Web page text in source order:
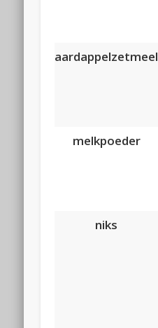
aardappelzetmeel
melkpoeder
niks